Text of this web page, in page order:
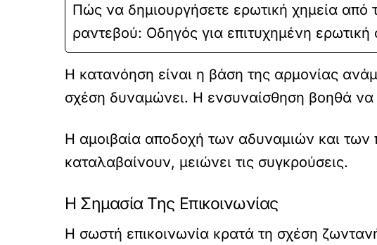
Πώς να δημιουργήσετε ερωτική χημεία από
ραντεβού: Οδηγός για επιτυχημένη ερωτική
Η κατανόηση είναι η βάση της αρμονίας
σχέση δυναμώνει. Η ενσυναίσθηση βοηθά να
Η αμοιβαία αποδοχή των αδυναμιών και των
καταλαβαίνουν, μειώνει τις συγκρούσεις.
Η Σημασία Της Επικοινωνίας
Η σωστή επικοινωνία κρατά τη σχέση